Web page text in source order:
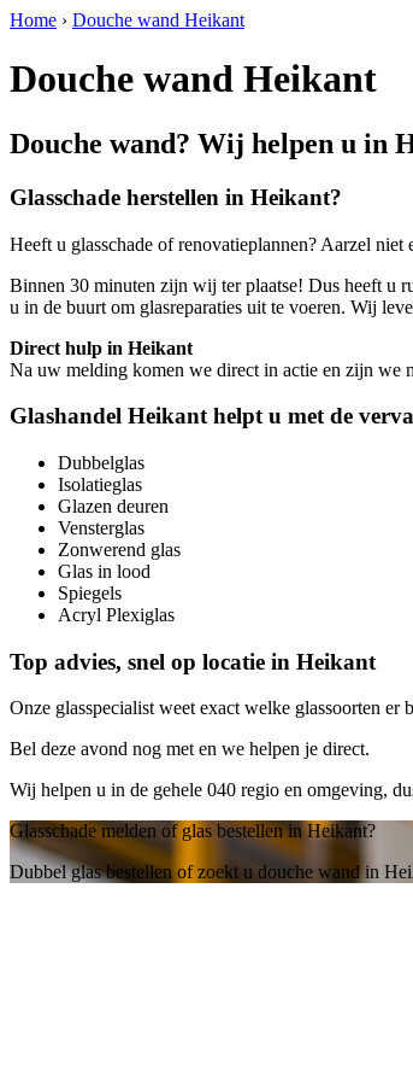
Home › Douche wand Heikant
Douche wand Heikant
Douche wand? Wij helpen u in
Glasschade herstellen in Heikant?
Heeft u glasschade of renovatieplannen? Aarzel niet
Binnen 30 minuten zijn wij ter plaatse! Dus heeft u
u in de buurt om glasreparaties uit te voeren. Wij
Direct hulp in Heikant
Na uw melding komen we direct in actie en zijn we
Glashandel Heikant helpt u met de
Dubbelglas
Isolatieglas
Glazen deuren
Vensterglas
Zonwerend glas
Glas in lood
Spiegels
Acryl Plexiglas
Top advies, snel op locatie in Heikant
Onze glasspecialist weet exact welke glassoorten
Bel deze avond nog met en we helpen je direct.
Wij helpen u in de gehele 040 regio en omgeving,
Glasschade melden of glas bestellen in Heikant?
Dubbel glas bestellen of zoekt u douche wand in